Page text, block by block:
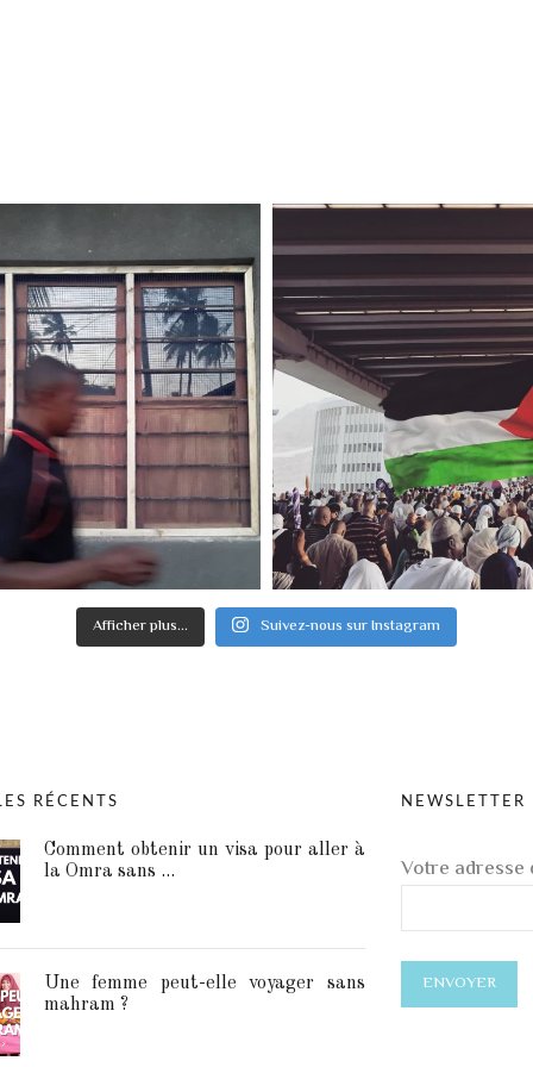
Afficher plus... Suivez-nous sur Instagram
RÉCENTS
Comment obtenir un visa pour aller à
la Omra sans ...
Une femme peut-elle voyager sans
mahram ?
NEWSLETTER
Votre adresse